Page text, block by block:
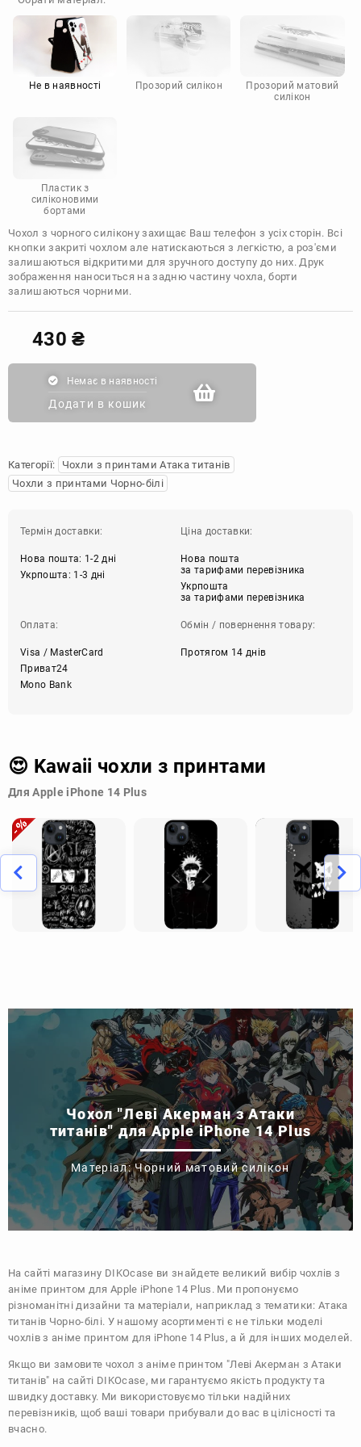
Doogee
Infinix
Sony
Motorola
Не в наявності Прозорий силікон
Прозорий матовий
силікон
Пластик з
силіконовими
бортами
Чохол з чорного силікону захищає Ваш телефон з усіх сторін. Всі
кнопки закриті чохлом але натискаються з легкістю, а роз'єми
залишаються відкритими для зручного доступу до них. Друк
зображення наноситься на задню частину чохла, борти
залишаються чорними.
430₴
Немає в наявності
Додати в кошик
Категорії:
Чохли з принтами Атака титанів
Чохли з принтами Чорно-білі
Термін доставки:
Нова пошта: 1-2 дні
Укрпошта: 1-3 дні
Ціна доставки:
Нова пошта
за тарифами перевізника
Укрпошта
за тарифами перевізника
Оплата:
Visa / MasterCard
Приват24
Mono Bank
Обмін / повернення товару:
Протягом 14 днів
😍 Kawaii чохли з принтами
Для Apple iPhone 14 Plus
Чохол "Леві Акерман з Атаки
титанів" для Apple iPhone 14 Plus
Матеріал: Чорний матовий силікон
На сайті магазину DIKOcase ви знайдете великий вибір чохлів з
аніме принтом для Apple iPhone 14 Plus. Ми пропонуємо
різноманітні дизайни та матеріали, наприклад з тематики:Атака
титанів Чорно-білі. У нашому асортименті є не тільки моделі
чохлів з аніме принтом для iPhone 14 Plus, а й для інших моделей.
Якщо ви замовите чохол з аніме принтом "Леві Акерман з Атаки
титанів" на сайті DIKOcase, ми гарантуємо якість продукту та
швидку доставку. Ми використовуємо тільки надійних
перевізників, щоб ваші товари прибували до вас в цілісності та
вчасно.